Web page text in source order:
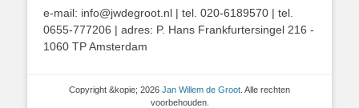
e-mail: info@jwdegroot.nl | tel. 020-6189570 | tel.
0655-777206 | adres: P. Hans Frankfurtersingel 216 -
1060 TP Amsterdam
Copyright &kopie; 2026 Jan Willem de Groot . Alle rechten
voorbehouden.